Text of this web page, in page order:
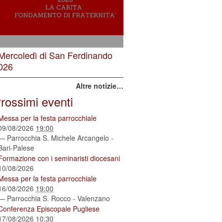
di San Ferdinando
Altre notizie…
eventi
per la festa parrocchiale
08/2026 19:00
Parrocchia S. Michele Arcangelo -
Palese
con i seminaristi diocesani
08/2026
per la festa parrocchiale
08/2026 19:00
Parrocchia S. Rocco - Valenzano
Episcopale Pugliese
08/2026 10:30